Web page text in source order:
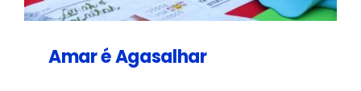
Amar é Agasalhar